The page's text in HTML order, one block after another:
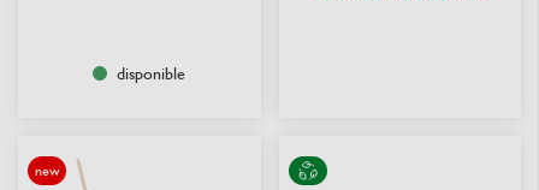
disponible
new